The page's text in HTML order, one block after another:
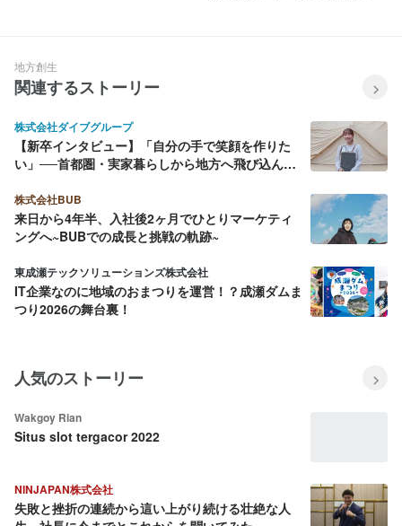
地方創生
関連するストーリー
株式会社ダイブグループ
【新卒インタビュー】「自分の手で笑顔を作りた
い」──首都圏・実家暮らしから地方へ飛び込んだ
株式会社BUB
来日から4年半、入社後2ヶ月でひとりマーケティ
ングへ~BUBでの成長と挑戦の軌跡~
東成瀬テックソリューションズ株式会社
IT企業なのに地域のおまつりを運営！？成瀬ダムま
つり2026の舞台裏！
人気のストーリー
Wakgoy Rian
Situs slot tergacor 2022
NINJAPAN株式会社
失敗と挫折の連続から這い上がり続ける壮絶な人